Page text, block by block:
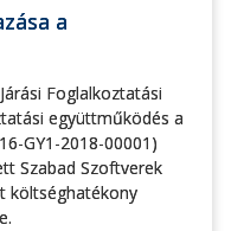
a
Foglalkoztatási
együttműködés a
GY1-2018-00001)
Szabad Szoftverek
költséghatékony